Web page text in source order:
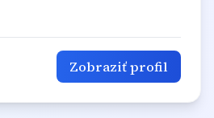
a interiérový nábytok.
Zobraziť profil